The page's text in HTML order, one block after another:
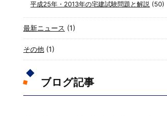
平成25年・2013年の宅建試験問題と解説 (50)
最新ニュース (1)
その他 (1)
ブログ記事